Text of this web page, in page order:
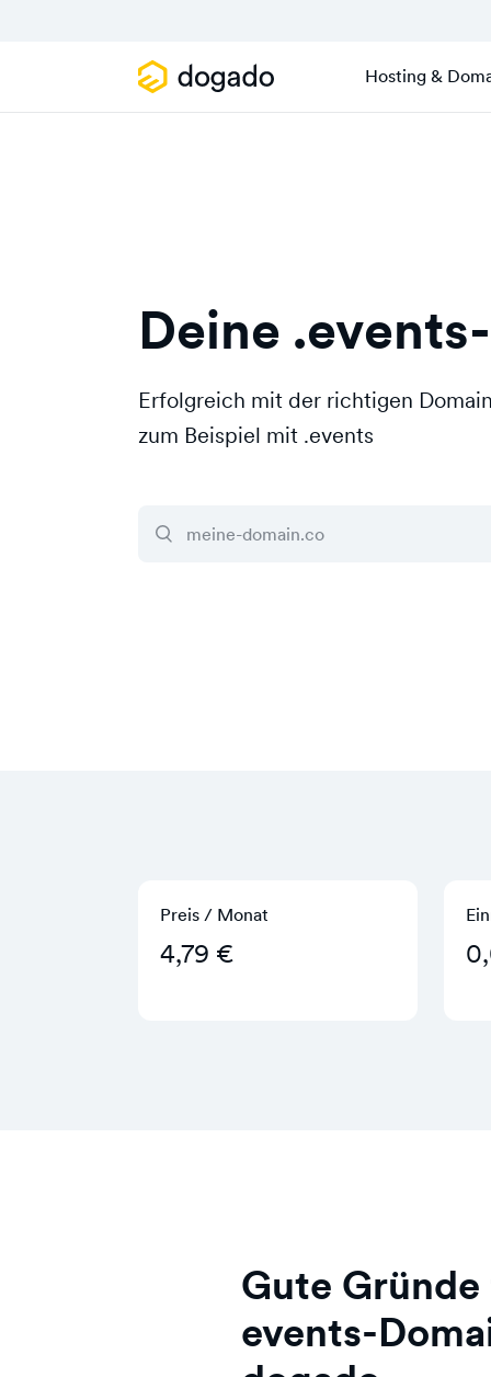
Hosting &
Deine
Erfolgreich mit der richtigen
zum Beispiel mit .events
Preis / Monat
4,79 €
Gute
events-